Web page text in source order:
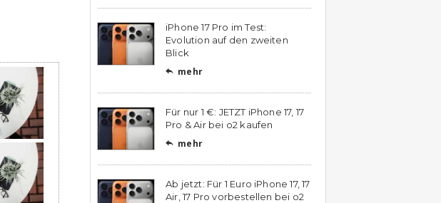
iPhone 17 Pro im Test:
Evolution auf den zweiten
Blick
 mehr
Für nur 1 €: JETZT iPhone 17, 17
Pro & Air bei o2 kaufen
 mehr
Ab jetzt: Für 1 Euro iPhone 17, 17
Air, 17 Pro vorbestellen bei o2